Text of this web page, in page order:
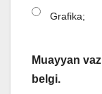
Grafika;
Muayyan
belgi.